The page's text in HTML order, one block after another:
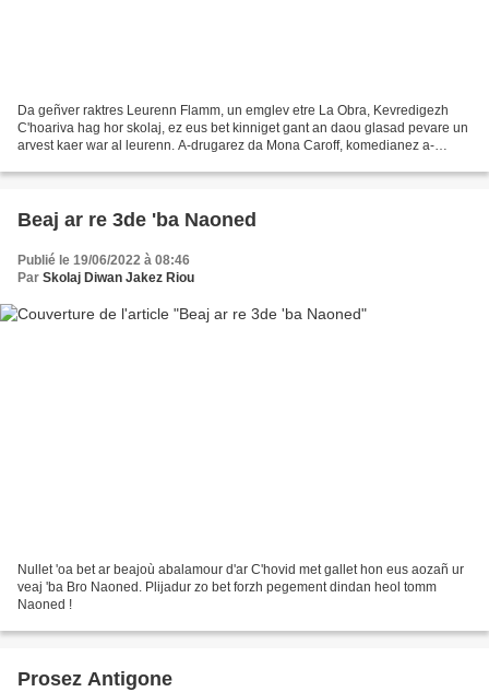
Da geñver raktres Leurenn Flamm, un emglev etre La Obra, Kevredigezh
C'hoariva hag hor skolaj, ez eus bet kinniget gant an daou glasad pevare un
arvest kaer war al leurenn. A-drugarez da Mona Caroff, komedianez a-
Beaj ar re 3de 'ba Naoned
Publié le 19/06/2022 à 08:46
Par Skolaj Diwan Jakez Riou
Nullet 'oa bet ar beajoù abalamour d'ar C'hovid met gallet hon eus aozañ ur
veaj 'ba Bro Naoned. Plijadur zo bet forzh pegement dindan heol tomm
Naoned !
Prosez Antigone